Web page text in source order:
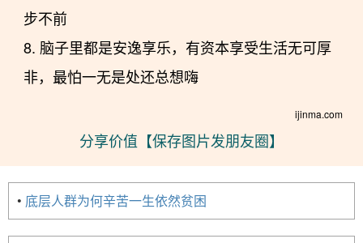
步不前
8. 脑子里都是安逸享乐，有资本享受生活无可厚
非，最怕一无是处还总想嗨
ijinma.com
分享价值【保存图片发朋友圈】
• 底层人群为何辛苦一生依然贫困